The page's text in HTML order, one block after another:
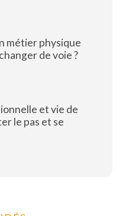
métier physique
de voie ?
et vie de
le pas et se